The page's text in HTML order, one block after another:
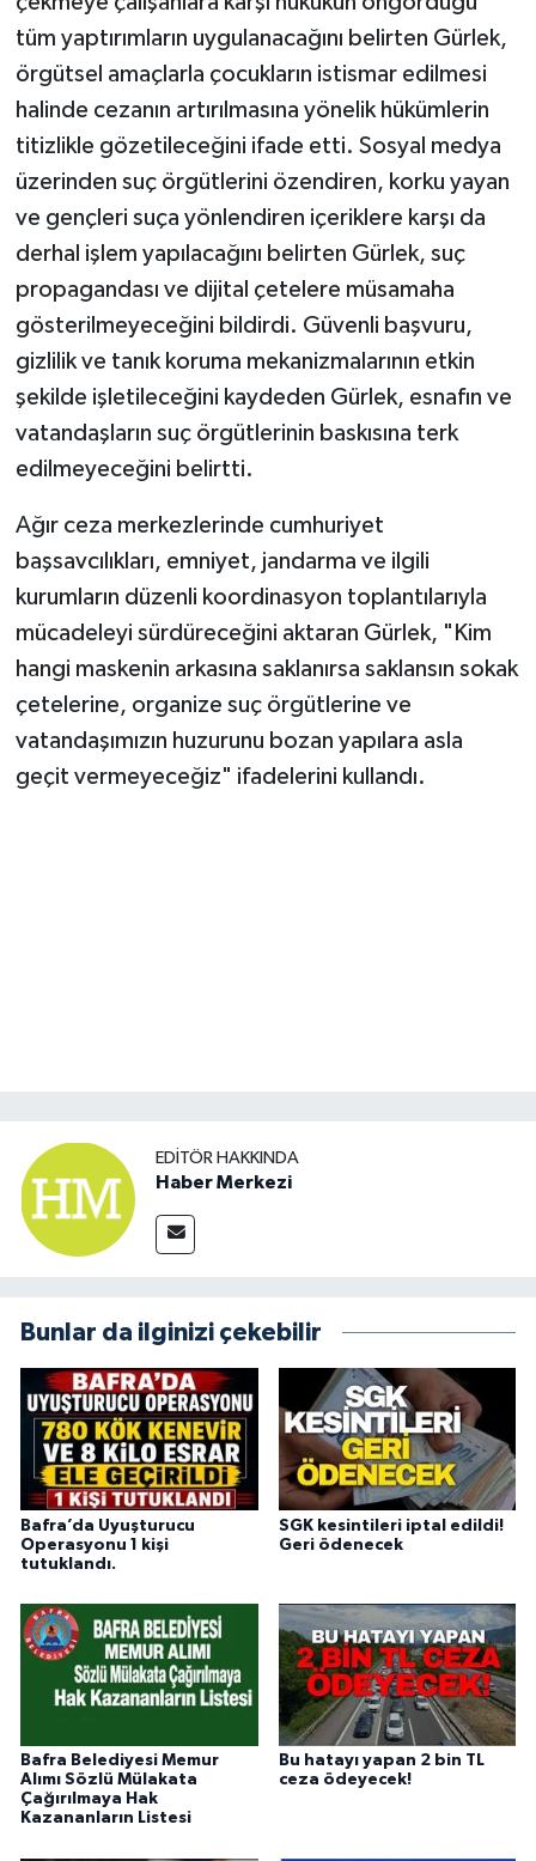
tüm yaptırımların uygulanacağını belirten Gürlek,
örgütsel amaçlarla çocukların istismar edilmesi
halinde cezanın artırılmasına yönelik hükümlerin
titizlikle gözetileceğini ifade etti. Sosyal medya
üzerinden suç örgütlerini özendiren, korku yayan
ve gençleri suça yönlendiren içeriklere karşı da
derhal işlem yapılacağını belirten Gürlek, suç
propagandası ve dijital çetelere müsamaha
gösterilmeyeceğini bildirdi. Güvenli başvuru,
gizlilik ve tanık koruma mekanizmalarının etkin
şekilde işletileceğini kaydeden Gürlek, esnafın ve
vatandaşların suç örgütlerinin baskısına terk
edilmeyeceğini belirtti.
Ağır ceza merkezlerinde cumhuriyet
başsavcılıkları, emniyet, jandarma ve ilgili
kurumların düzenli koordinasyon toplantılarıyla
mücadeleyi sürdüreceğini aktaran Gürlek, "Kim
hangi maskenin arkasına saklanırsa saklansın sokak
çetelerine, organize suç örgütlerine ve
vatandaşımızın huzurunu bozan yapılara asla
geçit vermeyeceğiz" ifadelerini kullandı.
EDITÖR HAKKINDA
Haber Merkezi
Bunlar da ilginizi çekebilir
Bafra’da Uyuşturucu
Operasyonu 1 kişi
tutuklandı.
SGK kesintileri iptal edildi!
Geri ödenecek
Bafra Belediyesi Memur
Alımı Sözlü Mülakata
Çağırılmaya Hak
Kazananların Listesi
Bu hatayı yapan 2 bin TL
ceza ödeyecek!